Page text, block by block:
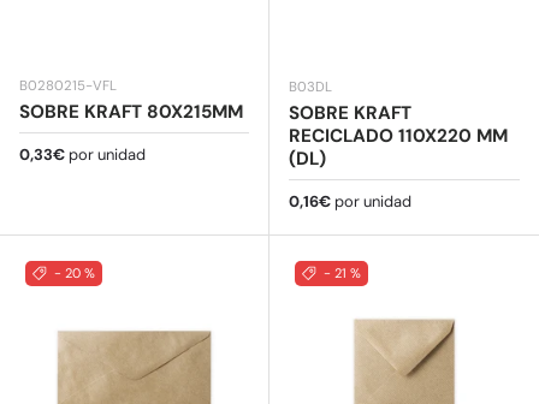
B0280215-VFL
SOBRE KRAFT 80X215MM
Precio normal
0,33€ por unidad
B03DL
SOBRE KRAFT
RECICLADO 110X220 MM
(DL)
Precio normal
0,16€ por unidad
- 20 % - 21 %